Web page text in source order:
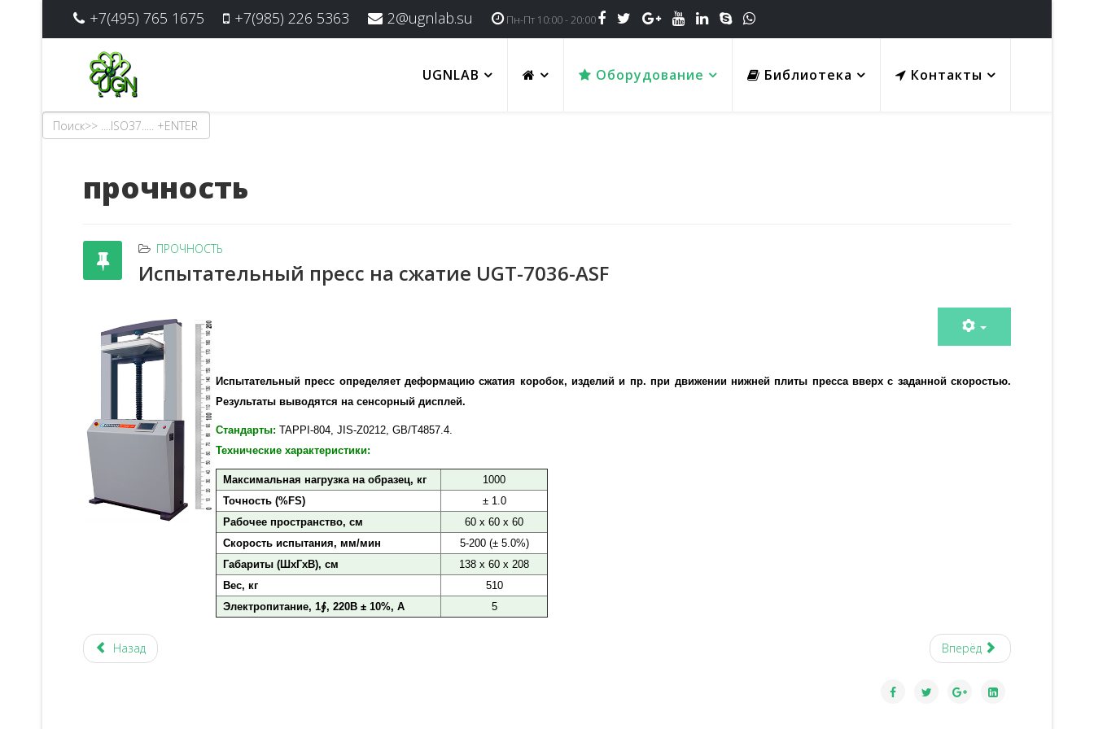
+7(495) 765 1675 +7(985) 226 5363 2@ugnlab.su Пн-Пт 10:00 - 20:00
UGNLAB Оборудование Библиотека Контакты
прочность
ПРОЧНОСТЬ
Испытательный пресс на сжатие UGT-7036-ASF
Испытательный пресс определяет деформацию сжатия коробок, изделий и пр. при движении нижней плиты пресса вверх с заданной скоростью.
Результаты выводятся на сенсорный дисплей.
Стандарты: TAPPI-804, JIS-Z0212, GB/T4857.4.
Технические характеристики:
Максимальная нагрузка на образец, кг
1000
Точность (%FS)
± 1.0
Рабочее пространство, см
60 х 60 х 60
Скорость испытания, мм/мин
5-200 (± 5.0%)
Габариты (ШxГxВ), см
138 х 60 х 208
Вес, кг
510
Электропитание, 1∮, 220В ± 10%, А
5
Назад Вперёд